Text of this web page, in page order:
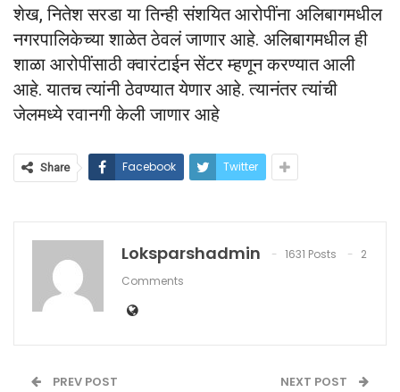
शेख, नितेश सरडा या तिन्ही संशयित आरोपींना अलिबागमधील
नगरपालिकेच्या शाळेत ठेवलं जाणार आहे. अलिबागमधील ही
शाळा आरोपींसाठी क्वारंटाईन सेंटर म्हणून करण्यात आली
आहे. यातच त्यांनी ठेवण्यात येणार आहे. त्यानंतर त्यांची
जेलमध्ये रवानगी केली जाणार आहे
Share Facebook Twitter
Loksparshadmin 1631 Posts
2
Comments
PREV POST NEXT POST